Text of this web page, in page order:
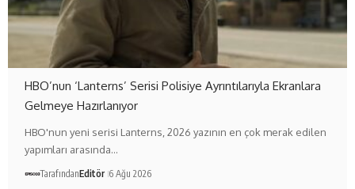
HBO’nun ‘Lanterns’ Serisi Polisiye Ayrıntılarıyla Ekranlara
Gelmeye Hazırlanıyor
HBO'nun yeni serisi Lanterns, 2026 yazının en çok merak edilen
yapımları arasında…
TarafındanEditör 6 Ağu 2026